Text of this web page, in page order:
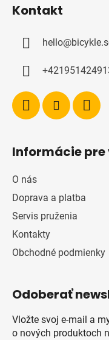
Kontakt
hello@
Informácie pre
O nás
Doprava a platba
Servis pruženia
Kontakty
Obchodné podmienky
Odoberať
Vložte svoj e-mail a
o nových produktoch